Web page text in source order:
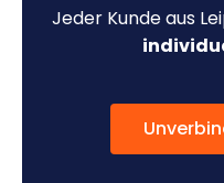
Jeder Kunde aus